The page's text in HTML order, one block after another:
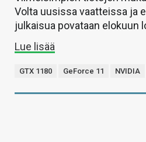
Volta uusissa vaatteissa ja
julkaisua povataan elokuun
Lue lisää
GTX 1180 GeForce 11 NVIDIA